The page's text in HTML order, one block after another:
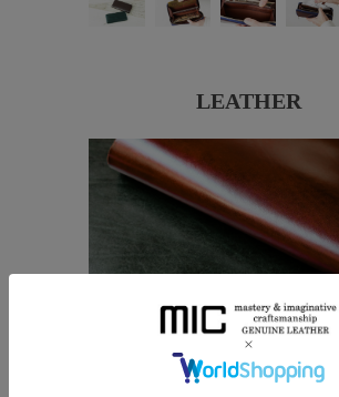
LEATHER
使いやすい定番形状に映える、
産ショルダーレザーの深みのあ